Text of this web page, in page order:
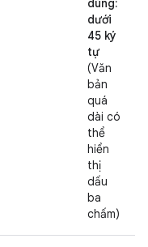
dùng:
dưới
45 ký
tự
(Văn
bản
quá
dài có
thể
hiển
thị
dấu
ba
chấm)